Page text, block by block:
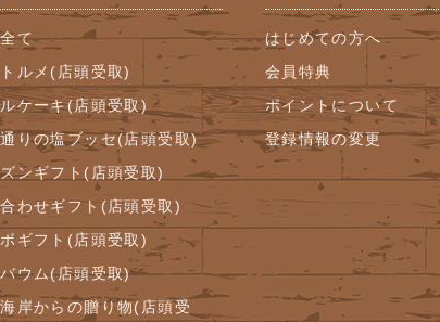
て
ルメ(店頭受取)
ケーキ(店頭受取)
りの塩ブッセ(店頭受取)
ンギフト(店頭受取)
わせギフト(店頭受取)
ギフト(店頭受取)
ウム(店頭受取)
岸からの贈り物(店頭受
はじめての方へ
会員特典
ポイントについて
登録情報の変更